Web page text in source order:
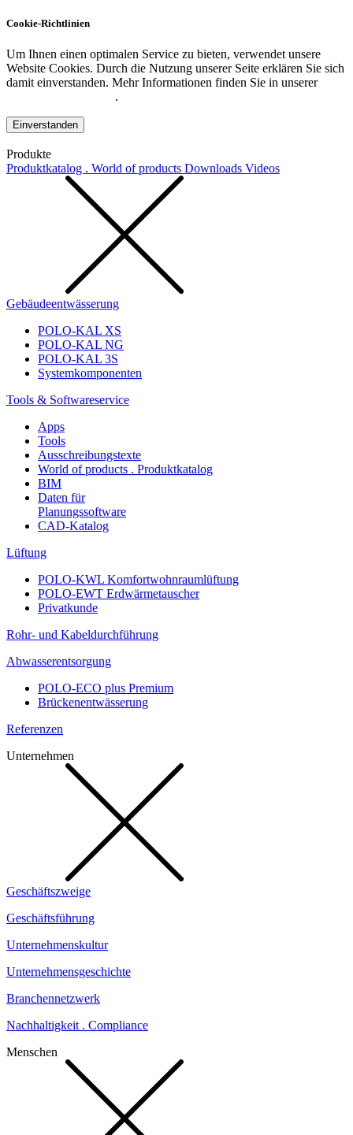
Cookie-Richtlinien
Um Ihnen einen optimalen Service zu bieten, verwendet unsere
Website Cookies. Durch die Nutzung unserer Seite erklären Sie sich
damit einverstanden. Mehr Informationen finden Sie in unserer
.
Einverstanden
Produkte
Produktkatalog . World of products Downloads Videos
Gebäudeentwässerung
POLO-KAL XS
POLO-KAL NG
POLO-KAL 3S
Systemkomponenten
Tools & Softwareservice
Apps
Tools
Ausschreibungstexte
World of products . Produktkatalog
BIM
Daten für
Planungssoftware
CAD-Katalog
Lüftung
POLO-KWL Komfortwohnraumlüftung
POLO-EWT Erdwärmetauscher
Privatkunde
Rohr- und Kabeldurchführung
Abwasserentsorgung
POLO-ECO plus Premium
Brückenentwässerung
Referenzen
Unternehmen
Geschäftszweige
Geschäftsführung
Unternehmenskultur
Unternehmensgeschichte
Branchennetzwerk
Nachhaltigkeit . Compliance
Menschen